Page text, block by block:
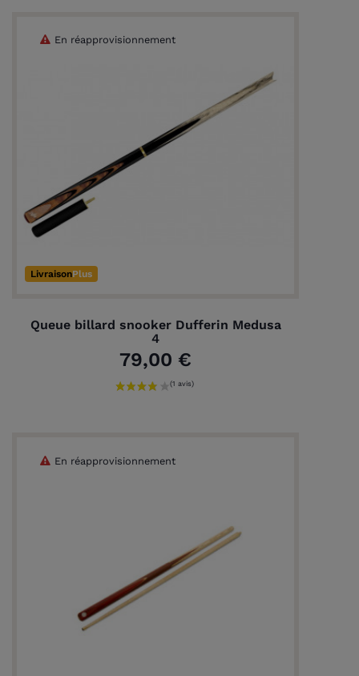
LivraisonPlus
Queue billard snooker Dufferin Medusa
4
79,00 €
En réapprovisionnement
En réapprovisionnement